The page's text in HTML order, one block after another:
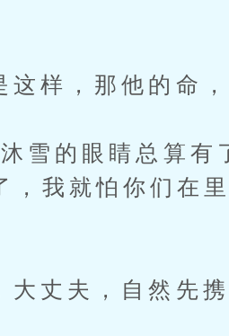
，那他的命，
眼睛总算有了
，我就怕你们在
夫，自然先携